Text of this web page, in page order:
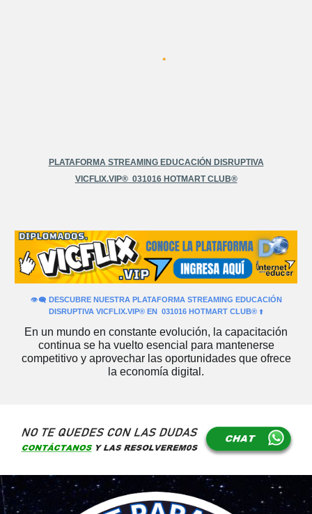
PLATAFORMA STREAMING EDUCACIÓN DISRUPTIVA
VICFLIX.VIP®️ 031016 HOTMART CLUB®️
👁️‍🗨️ DESCUBRENUESTRA PLATAFORMA STREAMING EDUCACIÓN
DISRUPTIVA VICFLIX.VIP®️ EN 031016 HOTMART CLUB®️ ⬆️
En un mundo en constante evolución, la capacitación
continua se ha vuelto esencial para mantenerse
competitivo y aprovechar las oportunidades que ofrece
la economía digital.